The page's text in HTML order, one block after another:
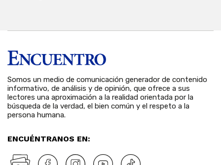
Somos un medio de comunicación generador de contenido
informativo, de análisis y de opinión, que ofrece a sus
lectores una aproximación a la realidad orientada por la
búsqueda de la verdad, el bien común y el respeto a la
persona humana.
ENCUÉNTRANOS EN: